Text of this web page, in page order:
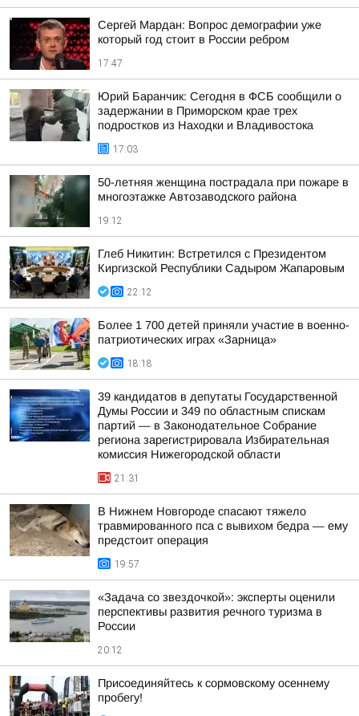
Сергей Мардан: Вопрос демографии уже
который год стоит в России ребром
17:47
Юрий Баранчик: Сегодня в ФСБ сообщили о
задержании в Приморском крае трех
подростков из Находки и Владивостока
17:03
50-летняя женщина пострадала при пожаре в
многоэтажке Автозаводского района
19:12
Глеб Никитин: Встретился с Президентом
Киргизской Республики Садыром Жапаровым
22:12
Более 1 700 детей приняли участие в военно-
патриотических играх «Зарница»
18:18
39 кандидатов в депутаты Государственной
Думы России и 349 по областным спискам
партий — в Законодательное Собрание
региона зарегистрировала Избирательная
комиссия Нижегородской области
21:31
В Нижнем Новгороде спасают тяжело
травмированного пса с вывихом бедра — ему
предстоит операция
19:57
«Задача со звездочкой»: эксперты оценили
перспективы развития речного туризма в
России
20:12
Присоединяйтесь к сормовскому осеннему
пробегу!